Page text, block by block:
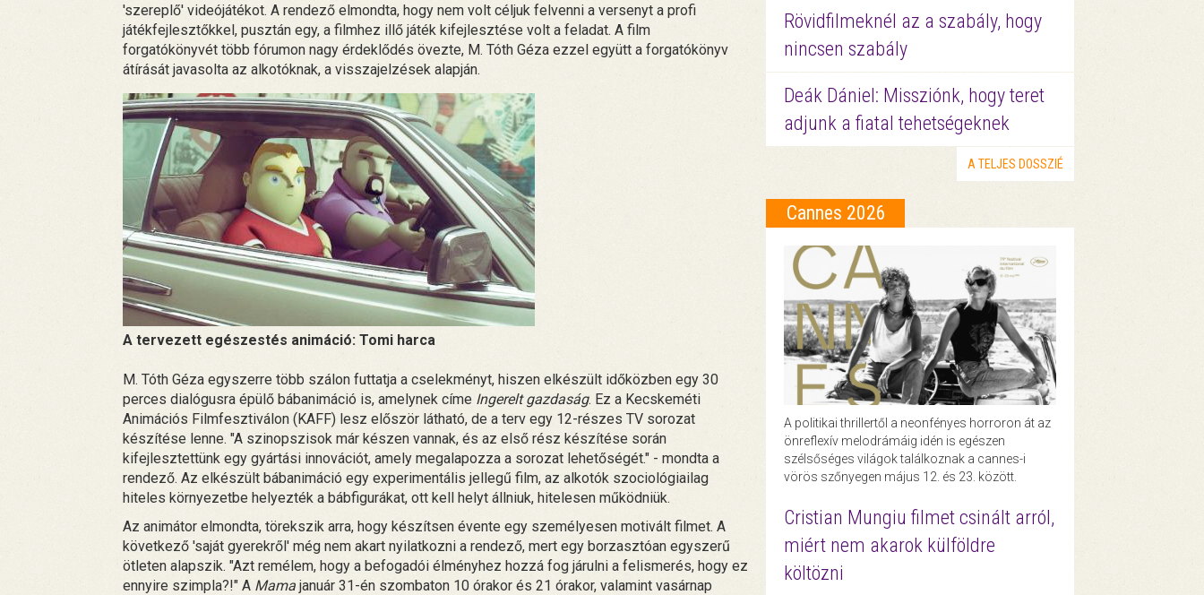
'szereplő' videójátékot. A rendező elmondta, hogy nem volt céljuk felvenni a versenyt a profi
játékfejlesztőkkel, pusztán egy, a filmhez illő játék kifejlesztése volt a feladat. A film
forgatókönyvét több fórumon nagy érdeklődés övezte, M. Tóth Géza ezzel együtt a forgatókönyv
átírását javasolta az alkotóknak, a visszajelzések alapján.
A tervezett egészestés animáció: Tomi harca
M. Tóth Géza egyszerre több szálon futtatja a cselekményt, hiszen elkészült időközben egy 30
perces dialógusra épülő bábanimáció is, amelynek címe Ingerelt gazdaság. Ez a Kecskeméti
Animációs Filmfesztiválon (KAFF) lesz először látható, de a terv egy 12-részes TV sorozat
készítése lenne. "A szinopszisok már készen vannak, és az első rész készítése során
kifejlesztettünk egy gyártási innovációt, amely megalapozza a sorozat lehetőségét." - mondta a
rendező. Az elkészült bábanimáció egy experimentális jellegű film, az alkotók szociológiailag
hiteles környezetbe helyezték a bábfigurákat, ott kell helyt állniuk, hitelesen működniük.
Az animátor elmondta, törekszik arra, hogy készítsen évente egy személyesen motivált filmet. A
következő 'saját gyerekről' még nem akart nyilatkozni a rendező, mert egy borzasztóan egyszerű
ötleten alapszik. "Azt remélem, hogy a befogadói élményhez hozzá fog járulni a felismerés, hogy ez
ennyire szimpla?!" A Mama január 31-én szombaton 10 órakor és 21 órakor, valamint vasárnap
Rövidfilmeknél az a szabály, hogy
nincsen szabály
Deák Dániel: Missziónk, hogy teret
adjunk a fiatal tehetségeknek
A TELJES DOSSZIÉ
Cannes 2026
A politikai thrillertől a neonfényes horroron át az
önreflexív melodrámáig idén is egészen
szélsőséges világok találkoznak a cannes-i
vörös szőnyegen május 12. és 23. között.
Cristian Mungiu filmet csinált arról,
miért nem akarok külföldre
költözni